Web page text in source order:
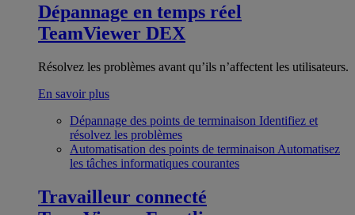
Dépannage en temps réel
TeamViewer DEX
Résolvez les problèmes avant qu’ils n’affectent les utilisateurs.
En savoir plus
Dépannage des points de terminaison Identifiez et
résolvez les problèmes
Automatisation des points de terminaison Automatisez
les tâches informatiques courantes
Travailleur connecté